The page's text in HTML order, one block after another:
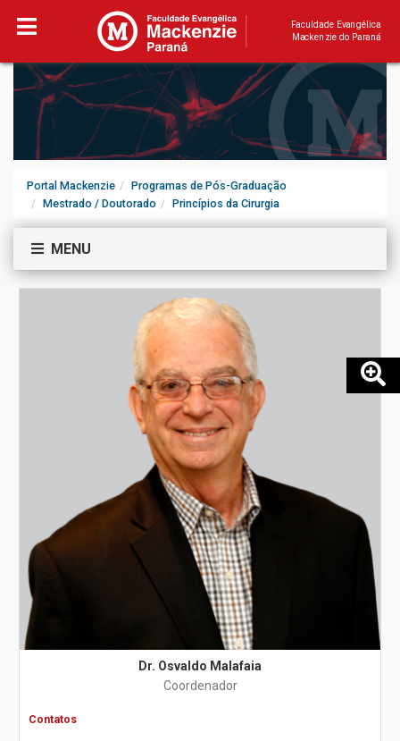
Faculdade Evangélica
Mackenzie do Paraná
Portal Mackenzie
Programas de Pós-Graduação
Mestrado / Doutorado
Princípios da Cirurgia
MENU
Dr. Osvaldo Malafaia
Coordenador
Contatos